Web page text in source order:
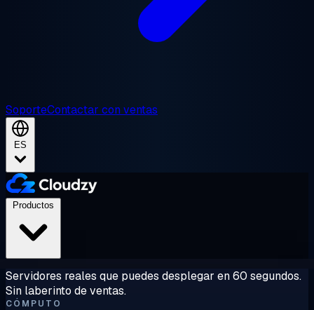
SoporteContactar con ventas
ES
Servidores reales que puedes desplegar en 60 segundos.
Sin laberinto de ventas.
CÓMPUTO